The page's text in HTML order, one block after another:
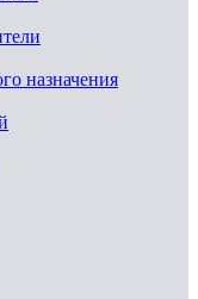
назначения